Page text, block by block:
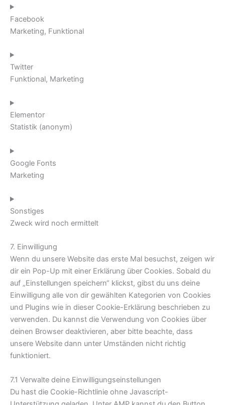
Facebook
Marketing, Funktional
Twitter
Funktional, Marketing
Elementor
Statistik (anonym)
Google Fonts
Marketing
Sonstiges
Zweck wird noch ermittelt
7. Einwilligung
Wenn du unsere Website das erste Mal besuchst, zeigen wir
dir ein Pop-Up mit einer Erklärung über Cookies. Sobald du
auf „Einstellungen speichern“ klickst, gibst du uns deine
Einwilligung alle von dir gewählten Kategorien von Cookies
und Plugins wie in dieser Cookie-Erklärung beschrieben zu
verwenden. Du kannst die Verwendung von Cookies über
deinen Browser deaktivieren, aber bitte beachte, dass
unsere Website dann unter Umständen nicht richtig
funktioniert.
7.1 Verwalte deine Einwilligungseinstellungen
Du hast die Cookie-Richtlinie ohne Javascript-